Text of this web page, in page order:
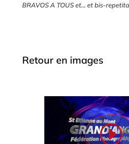
BRAVOS A TOUS et… et bis-
Retour en images